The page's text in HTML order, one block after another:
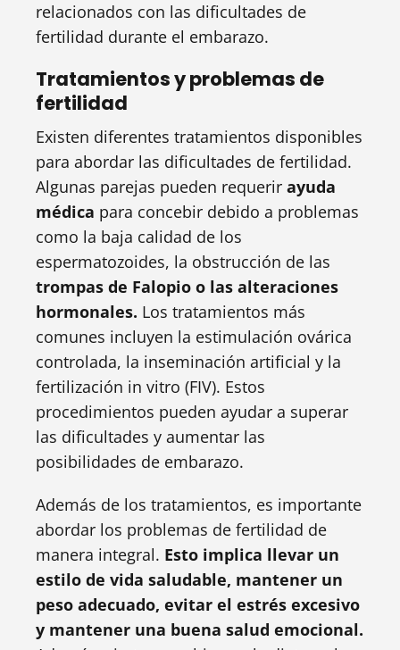
relacionados con las dificultades de
fertilidad durante el embarazo.
Tratamientos y problemas de
fertilidad
Existen diferentes tratamientos disponibles
para abordar las dificultades de fertilidad.
Algunas parejas pueden requerir ayuda
médica para concebir debido a problemas
como la baja calidad de los
espermatozoides, la obstrucción de las
trompas de Falopio o las alteraciones
hormonales. Los tratamientos más
comunes incluyen la estimulación ovárica
controlada, la inseminación artificial y la
fertilización in vitro (FIV). Estos
procedimientos pueden ayudar a superar
las dificultades y aumentar las
posibilidades de embarazo.
Además de los tratamientos, es importante
abordar los problemas de fertilidad de
manera integral. Esto implica llevar un
estilo de vida saludable, mantener un
peso adecuado, evitar el estrés excesivo
y mantener una buena salud emocional.